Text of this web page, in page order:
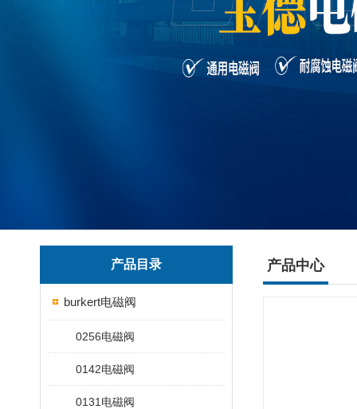
产品目录
burkert电磁阀
0256电磁阀
0142电磁阀
0131电磁阀
产品中心